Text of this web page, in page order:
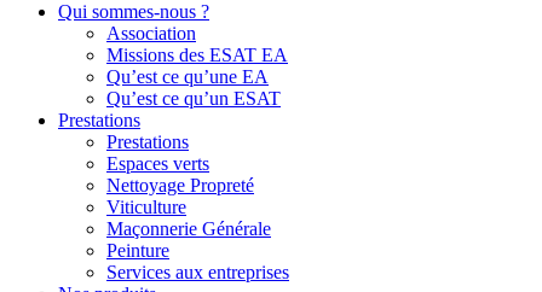
Qui sommes-nous ?
Association
Missions des ESAT EA
Qu’est ce qu’une EA
Qu’est ce qu’un ESAT
Prestations
Prestations
Espaces verts
Nettoyage Propreté
Viticulture
Maçonnerie Générale
Peinture
Services aux entreprises